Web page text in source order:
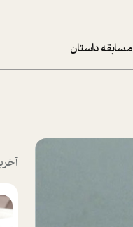
مسابقه داستان